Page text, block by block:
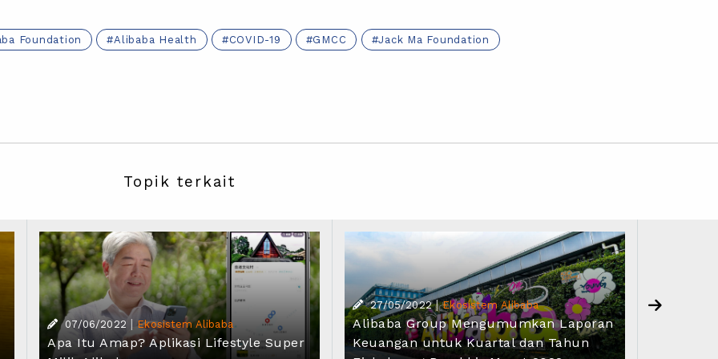
Foundation Alibaba Health COVID-19 GMCC Jack Ma Foundation
Topik terkait
07/06/2022 | Ekosistem Alibaba
Apa Itu Amap? Aplikasi Lifestyle Super
27/05/2022 | Ekosistem Alibaba
Alibaba Group Mengumumkan Laporan
Keuangan untuk Kuartal dan Tahun
CMO